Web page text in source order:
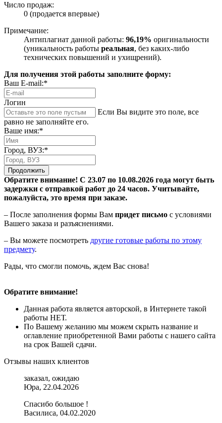
Число продаж:
0 (продается впервые)
Примечание:
Антиплагиат данной работы: 96,19% оригинальности
(уникальность работы реальная, без каких-либо
технических повышений и ухищрений).
Для получения этой работы заполните форму:
Ваш E-mail:*
Логин
Если Вы видите это поле, все
равно не заполняйте его.
Ваше имя:*
Город, ВУЗ:*
Продолжить
Обратите внимание! С 23.07 по 10.08.2026 года могут быть
задержки с отправкой работ до 24 часов. Учитывайте,
пожалуйста, это время при заказе.
– После заполнения формы Вам придет письмо с условиями
Вашего заказа и разъяснениями.
– Вы можете посмотреть другие готовые работы по этому
предмету.
Рады, что смогли помочь, ждем Вас снова!
Обратите внимание!
Данная работа является авторской, в Интернете такой
работы НЕТ.
По Вашему желанию мы можем скрыть название и
оглавление приобретенной Вами работы с нашего сайта
на срок Вашей сдачи.
Отзывы наших клиентов
заказал, ожидаю
Юра, 22.04.2026
Спасибо большое !
Василиса, 04.02.2020